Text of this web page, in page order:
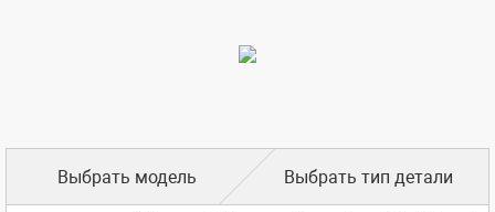
Выбрать модель Выбрать тип детали